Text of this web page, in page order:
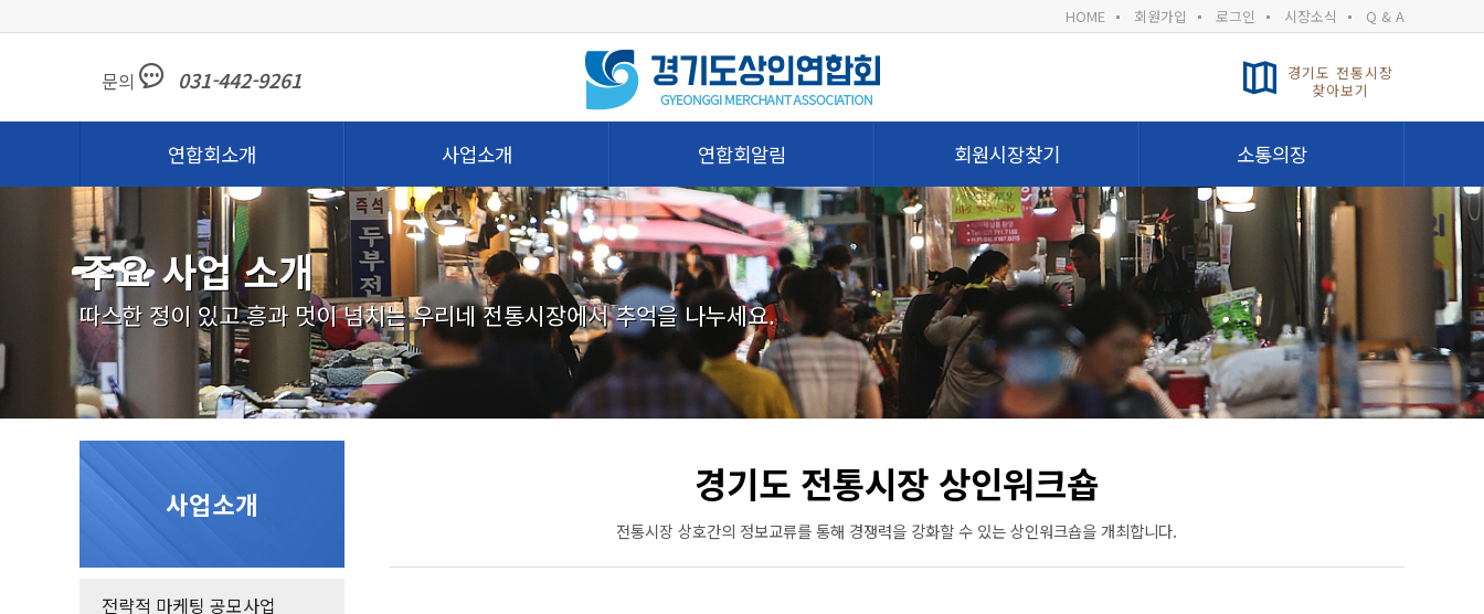
HOME 회원가입 로그인 시장소식 Q & A
경기도 전통시장
찾아보기
문의 031-442-9261
연합회소개 사업소개 연합회알림 회원시장찾기 소통의장
주요 사업 소개
따스한 정이 있고 흥과 멋이 넘치는 우리네 전통시장에서 추억을 나누세요.
사업소개
전략적 마케팅 공모사업
경기도 전통시장 상인워크숍
전통시장 상호간의 정보교류를 통해 경쟁력을 강화할 수 있는 상인워크숍을 개최합니다.